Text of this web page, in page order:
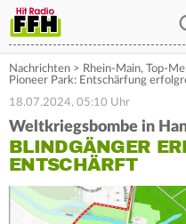
Nachrichten > Rhein-Main, Top-
Pioneer Park: Entschärfung
18.07.2024, 05:10 Uhr
Weltkriegsbombe in
BLINDGÄNGER
ENTSCHÄRFT